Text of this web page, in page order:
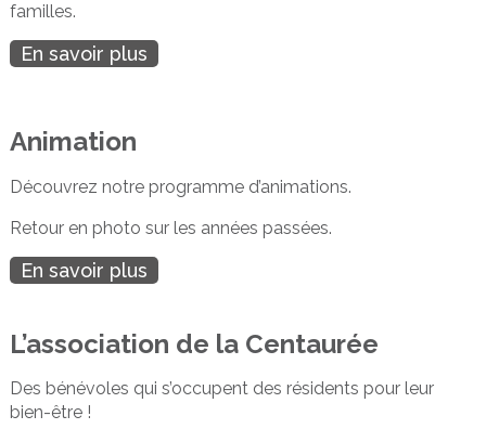
familles.
En savoir plus
Animation
Découvrez notre programme d’animations.
Retour en photo sur les années passées.
En savoir plus
L’association de la Centaurée
Des bénévoles qui s’occupent des résidents pour leur
bien-être !